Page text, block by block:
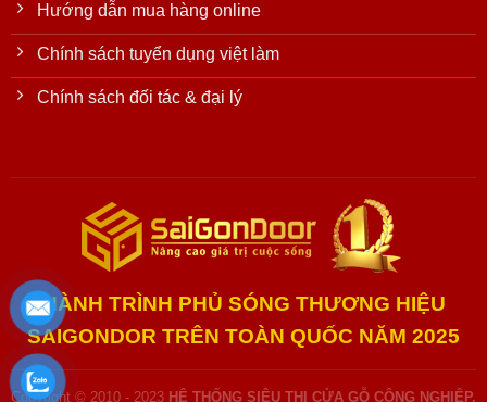
Hướng dẫn mua hàng online
Chính sách tuyển dụng việt làm
Chính sách đối tác & đại lý
HÀNH TRÌNH PHỦ SÓNG THƯƠNG HIỆU
SAIGONDOR TRÊN TOÀN QUỐC NĂM 2025
Copyright © 2010 - 2023 HỆ THỐNG SIÊU THỊ CỬA GỖ CÔNG NGHIỆP,